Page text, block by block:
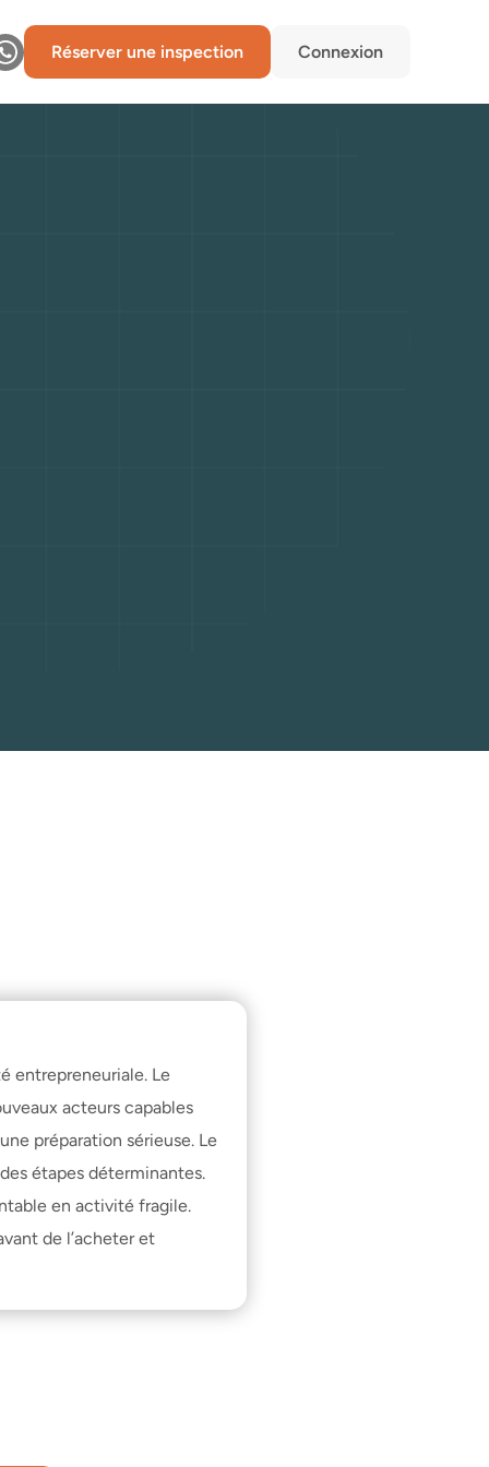
Réserver une inspection Connexion
entrepreneuriale. Le
acteurs capables
préparation sérieuse. Le
étapes déterminantes.
en activité fragile.
de l’acheter et